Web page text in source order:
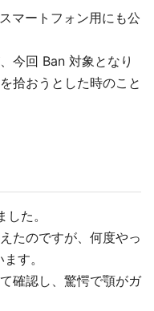
マートフォン用にも公
今回 Ban 対象となり
拾おうとした時のこと
た。
たのですが、何度やっ
す。
確認し、驚愕で顎がガ